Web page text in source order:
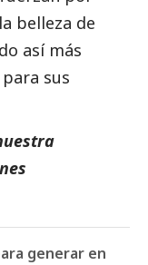
belleza de
así más
sus
generar en